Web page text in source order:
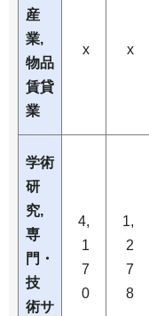
産
業,
物品
賃貸
業
x x
学術
研
究,
専
門・
技
術サ
4,
1
7
0
1,
2
7
8